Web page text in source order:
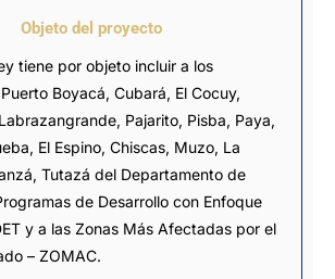
Objeto del proyecto
tiene por objeto incluir a los
Boyacá, Cubará, El Cocuy,
Pajarito, Pisba, Paya,
El Espino, Chiscas, Muzo, La
Tutazá del Departamento de
de Desarrollo con Enfoque
y a las Zonas Más Afectadas por el
– ZOMAC.